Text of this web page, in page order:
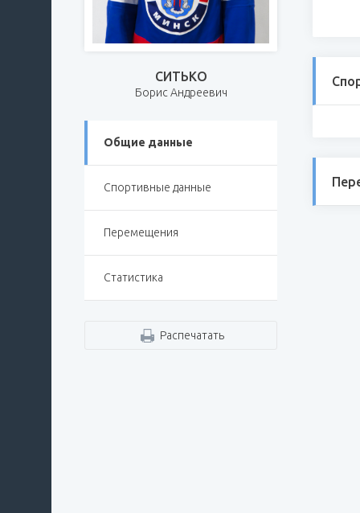
СИТЬКО
Борис Андреевич
Общие данные
Спортивные данные
Перемещения
Статистика
Распечатать